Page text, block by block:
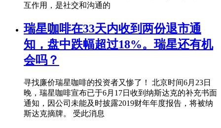
互作用，是社交和沟通的
瑞星咖啡在33天内收到两份退市通
知，盘中跌幅超过18%。瑞星还有机
会吗？
寻找廉价瑞星咖啡的投资者又惨了！ 北京时间6月23日
晚，瑞星咖啡宣布已于6月17日收到纳斯达克的补充书面
通知，因公司未能及时披露2019财年年度报告，将被纳
斯达克摘牌。 受此消息